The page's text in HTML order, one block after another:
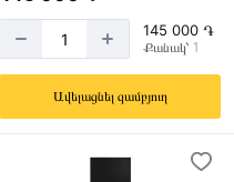
145 000 ֏
Քանակ՝ 1
Ավելացնել զամբյուղ